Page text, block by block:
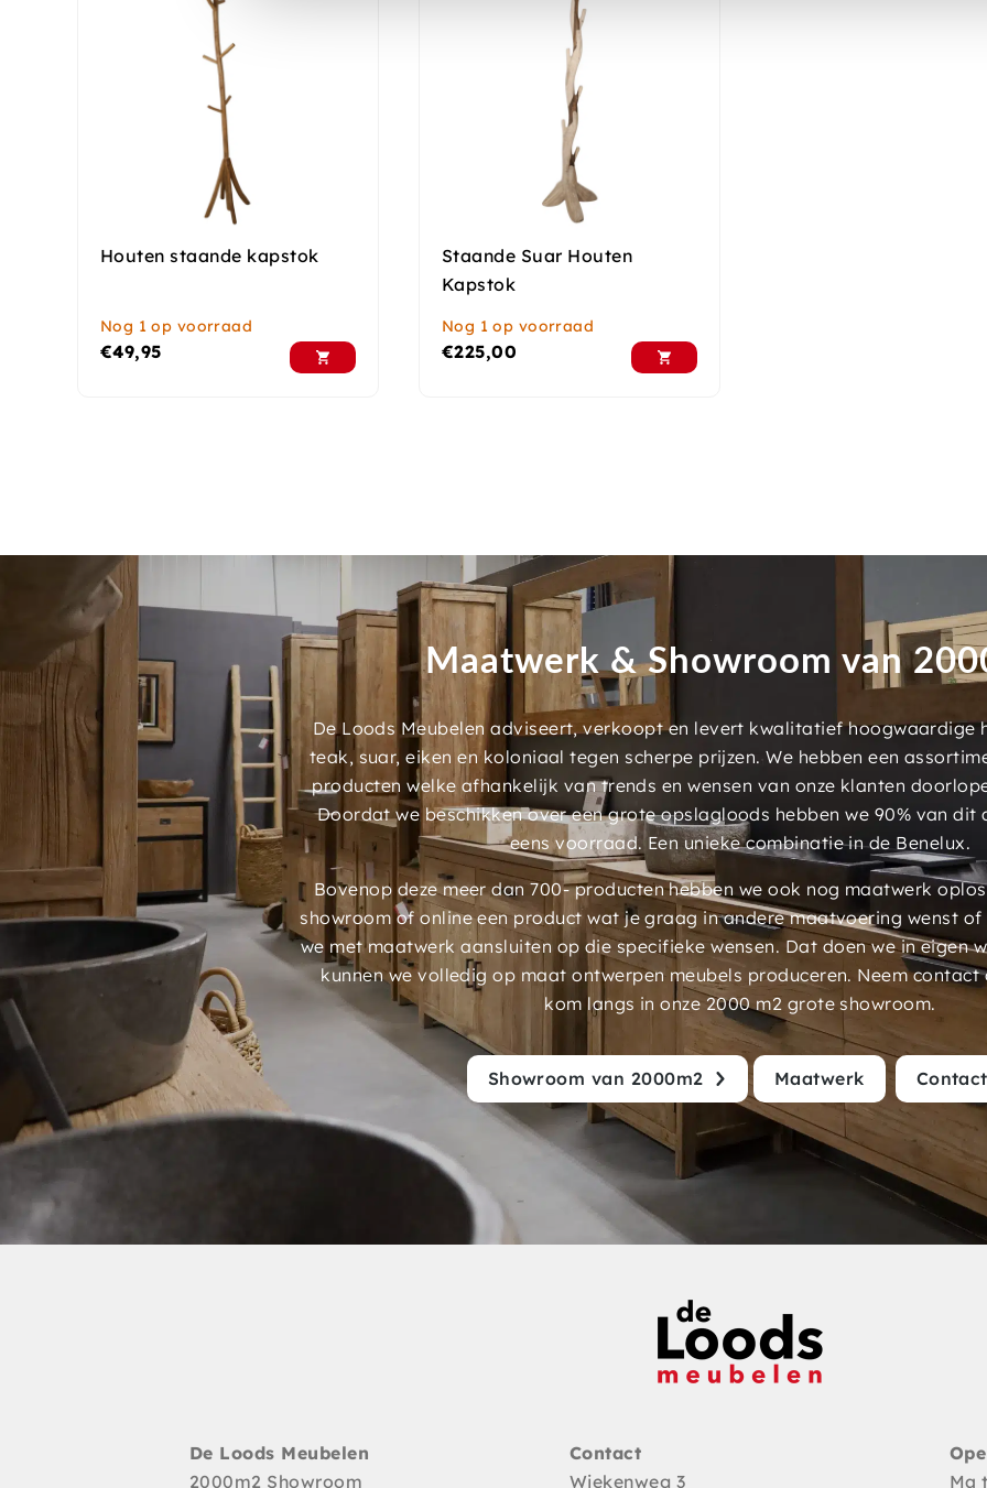
Houten staande kapstok
Nog 1 op voorraad
€49,95
Staande Suar Houten
Kapstok
Nog 1 op voorraad
€225,00
Maatwerk & Showroom van
De Loods Meubelen adviseert, verkoopt en levert kwalitatief hoogwaardige
teak, suar, eiken en koloniaal tegen scherpe prijzen. We hebben een
producten welke afhankelijk van trends en wensen van onze klanten
Doordat we beschikken over een grote opslagloods hebben we 90% van
eens voorraad. Een unieke combinatie in de Benelux.
Bovenop deze meer dan 700- producten hebben we ook nog maatwerk
showroom of online een product wat je graag in andere maatvoering wenst
we met maatwerk aansluiten op die specifieke wensen. Dat doen we in eigen
kunnen we volledig op maat ontwerpen meubels produceren. Neem contact
kom langs in onze 2000 m2 grote showroom.
Showroom van 2000m2 Maatwerk Contact
De Loods Meubelen
2000m2 Showroom
Contact
Wiekenweg 3
Ma